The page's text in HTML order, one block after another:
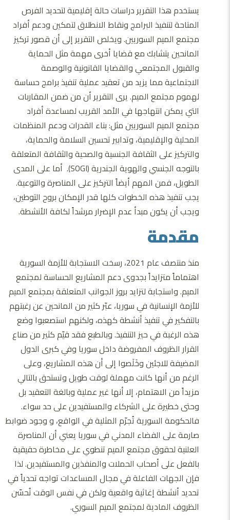
يستخدم هذا التقرير دراسات حالة إقليمية لتحديد الفرص
المتاحة لتنفيذ البرامج ونقاط الانطلاق لتمكين ودعم أفراد
مجتمع الميم السوريين. ويخلص التقرير إلى أن قصور تركيز
المانحين يتشابك مع قضايا أخرى مهمة مثل الحماية
والقبول المجتمعي والقضايا القانونية والوصمة
الاجتماعية مما يزيد من تعقيد عملية تنفيذ برامج حساسة
لهموم مجتمع الميم. يرى التقرير أن من ضمن المقاربات
التي يمكن انتهاجها في الأمد القريب لمساعدة أفراد
مجتمع الميم السوريين مثل: بناء القدرات ودعم المنظمات
المحلية والإقليمية، وتدابير تحسين السلامة والحماية،
والتركيز على الثقافة الجنسية والصحية والثقافة المتعلقة
بالتوجه الجنسي والهوية الجندرية (SOGI). أما على المدى
الطويل، فمن المهم أيضاً التركيز على المناصرة والتوعية.
يجب تنفيذ هذه الخطوات كلها قدر الإمكان بروح التوطين،
ويجب أن يكون مبدأ عدم الإضرار مرشداً لكافة الأنشطة.
مقدمة
منذ منتصف عام 2021، رسخت الاستجابة للأزمة السورية
اهتماماً متزايداً بجدوى دعم المشاريع الحساسة لمجتمع
الميم. واستجابة لتزايد بروز الجوانب المتعلقة بمجتمع الميم
للأزمة الإنسانية في سوريا، عبّر كثير من المانحين عن رغبتهم
بالتفكير في تنفيذ أنشطة كهذه، ولكنهم استصعبوا وضع
هذه الرغبة في حيز التنفيذ. وبالطبع فقد قيّم كثير من صناع
القرار الظروف المفروضة داخل سوريا وفي كبرى الدول
المضيفة للاجئين وخَلَصوا إلى أن هذه المشاريع، وعلى
الرغم من أنها كانت مهملة لوقت طويل وتستحق بالتالي
مزيداً من الاهتمام، إلا أنها غير عملية وبالغة التعقيد بل
وحتى خطيرة على الشركاء والمستفيدين على حد سواء.
فالحكومة السورية تُجرّم المثلية في الواقع، و وجود ضوابط
صارمة على الفضاء المدني في سوريا يعني أن المناصرة
العلنية لحقوق مجتمع الميم تنطوي على مخاطرة حقيقية
بالفعل على أصحاب الحملات والمنفذين والمستفيدين. لذا
فإن الجهات الفاعلة في مجال المساعدات تواجه تحدياً في
تحديد أنشطة إغاثية واقعية ولكن في نفس الوقت تُحسّن
الظروف المادية لمجتمع الميم السوري.